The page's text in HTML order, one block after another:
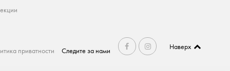
приватности Следите за нами Наверх